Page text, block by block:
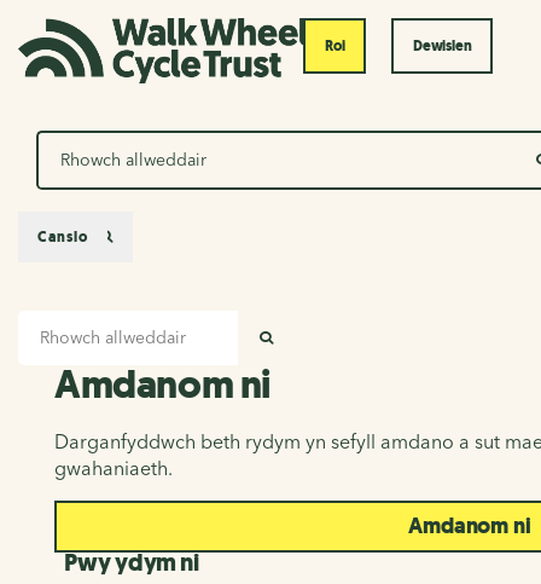
Roi Dewislen
Chwilio
Amdanom ni
Amdanom ni
Darganfyddwch beth rydym yn sefyll amdano a sut
gwahaniaeth.
Amdanom ni
Pwy ydym ni
Canslo